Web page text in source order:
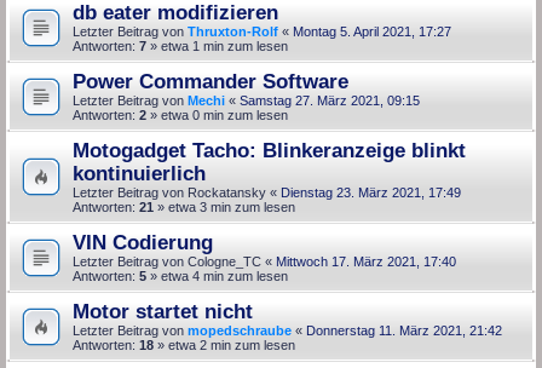
db eater modifizieren
Letzter Beitrag von Thruxton-Rolf « Montag 5. April 2021, 17:27
Antworten: 7 » etwa 1 min zum lesen
Power Commander Software
Letzter Beitrag von Mechi « Samstag 27. März 2021, 09:15
Antworten: 2 » etwa 0 min zum lesen
Motogadget Tacho: Blinkeranzeige blinkt
kontinuierlich
Letzter Beitrag von Rockatansky « Dienstag 23. März 2021, 17:49
Antworten: 21 » etwa 3 min zum lesen
VIN Codierung
Letzter Beitrag von Cologne_TC « Mittwoch 17. März 2021, 17:40
Antworten: 5 » etwa 4 min zum lesen
Motor startet nicht
Letzter Beitrag von mopedschraube « Donnerstag 11. März 2021, 21:42
Antworten: 18 » etwa 2 min zum lesen